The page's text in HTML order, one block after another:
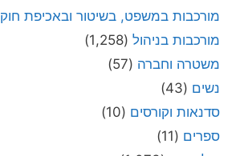
מורכבות במשפט, בשיטור ובאכיפת חוק
מורכבות בניהול (1,258)
משטרה וחברה (57)
נשים (43)
סדנאות וקורסים (10)
ספרים (11)